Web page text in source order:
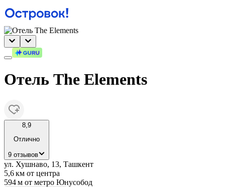
Отель The Elements
8,9
Отлично
9 отзывов
ул. Хушнаво, 13, Ташкент
5,6 км от центра
594 м от метро Юнусобод